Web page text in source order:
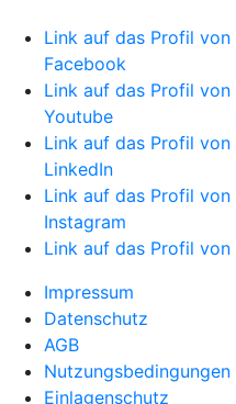
Link auf das Profil
Facebook
Link auf das Profil
Youtube
Link auf das Profil
LinkedIn
Link auf das Profil
Instagram
Link auf das Profil von
Impressum
Datenschutz
AGB
Nutzungsbedingungen
Einlagenschutz